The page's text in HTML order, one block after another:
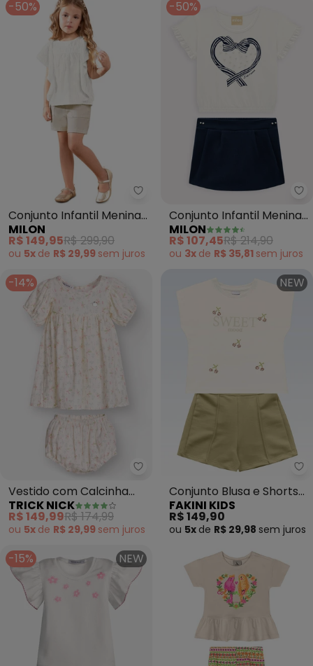
-50%
Milon - Conjunto Infantil
Conjunto Infantil Menina
Badado (Off White)
MILON
R$ 149,95R$ 299,90
ou 5x de R$ 29,99 sem juros
-50%
Conjunto Infantil Menina
com Pérolas (Off White)
MILON
R$ 107,45R$ 214,90
ou 3x de R$ 35,81 sem juros
-14%
Trick Nick - Vestido com
Vestido com Calcinha
Feminino (Bege)
TRICK NICK
R$ 149,99R$ 174,99
ou 5x de R$ 29,99 sem juros
NEW
Conjunto Blusa e Shorts
(Bege)
FAKINI KIDS
R$ 149,90
ou 5x de R$ 29,98 sem juros
-15% NEW